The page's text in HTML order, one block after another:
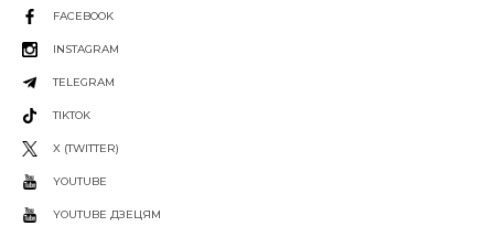
FACEBOOK
INSTAGRAM
TELEGRAM
TIKTOK
X (TWITTER)
YOUTUBE
YOUTUBE ДЗЕЦЯМ